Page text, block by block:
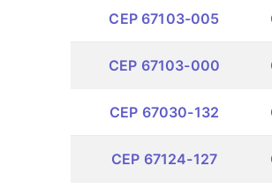
CEP 67103-005
CEP 67103-000
CEP 67030-132
CEP 67124-127